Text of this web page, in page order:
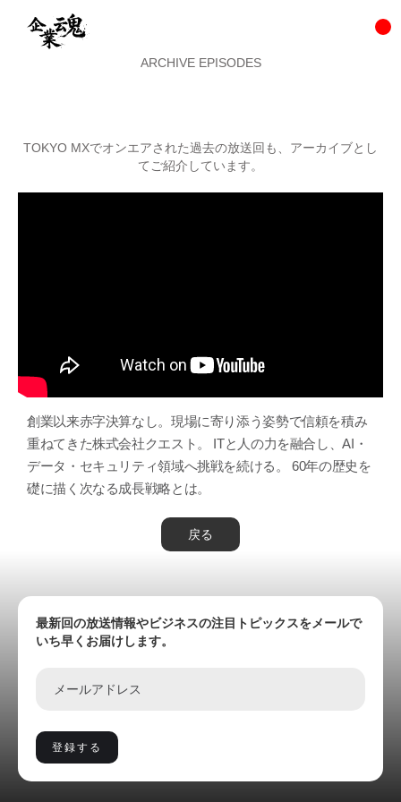
ARCHIVE EPISODES
TOKYO MXでオンエアされた過去の放送回も、アーカイブとし
てご紹介しています。
創業以来赤字決算なし。現場に寄り添う姿勢で信頼を積み
重ねてきた株式会社クエスト。 ITと人の力を融合し、AI・
データ・セキュリティ領域へ挑戦を続ける。 60年の歴史を
礎に描く次なる成長戦略とは。
戻る
最新回の放送情報やビジネスの注目トピックスをメールで
いち早くお届けします。